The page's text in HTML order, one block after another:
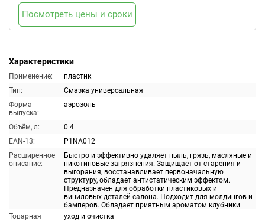
Характеристики
Применение:
пластик
Тип:
Смазка универсальная
Форма
выпуска:
аэрозоль
Объём, л:
0.4
EAN-13:
P1NA012
Расширенное
описание:
Быстро и эффективно удаляет пыль, грязь, масляные и
никотиновые загрязнения. Защищает от старения и
выгорания, восстанавливает первоначальную
структуру, обладает антистатическим эффектом.
Предназначен для обработки пластиковых и
виниловых деталей салона. Подходит для молдингов и
бамперов. Обладает приятным ароматом клубники.
Товарная
уход и очистка
Посмотреть цены и сроки